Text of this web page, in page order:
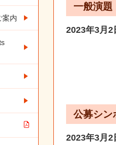
案内
一般演題
2023年3月2
公募シン
2023年3月2